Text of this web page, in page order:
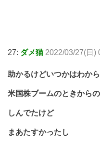
27: ダメ猫 2022/03/27(日)
助かるけどいつかはわか
米国株ブームのときから
しんでたけど
まあたすかったし